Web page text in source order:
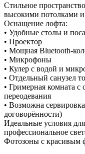
Стильное
высокими потолками
Оснащение лофта:
• Удобные столы и
• Проектор
• Мощная Bluetooth-
• Микрофоны
• Кулер с водой и
• Отдельный санузел
• Гримерная комната с
переодевания
• Возможна
договорённости)
Идеальные условия
профессиональное
Фотозоны с красивым